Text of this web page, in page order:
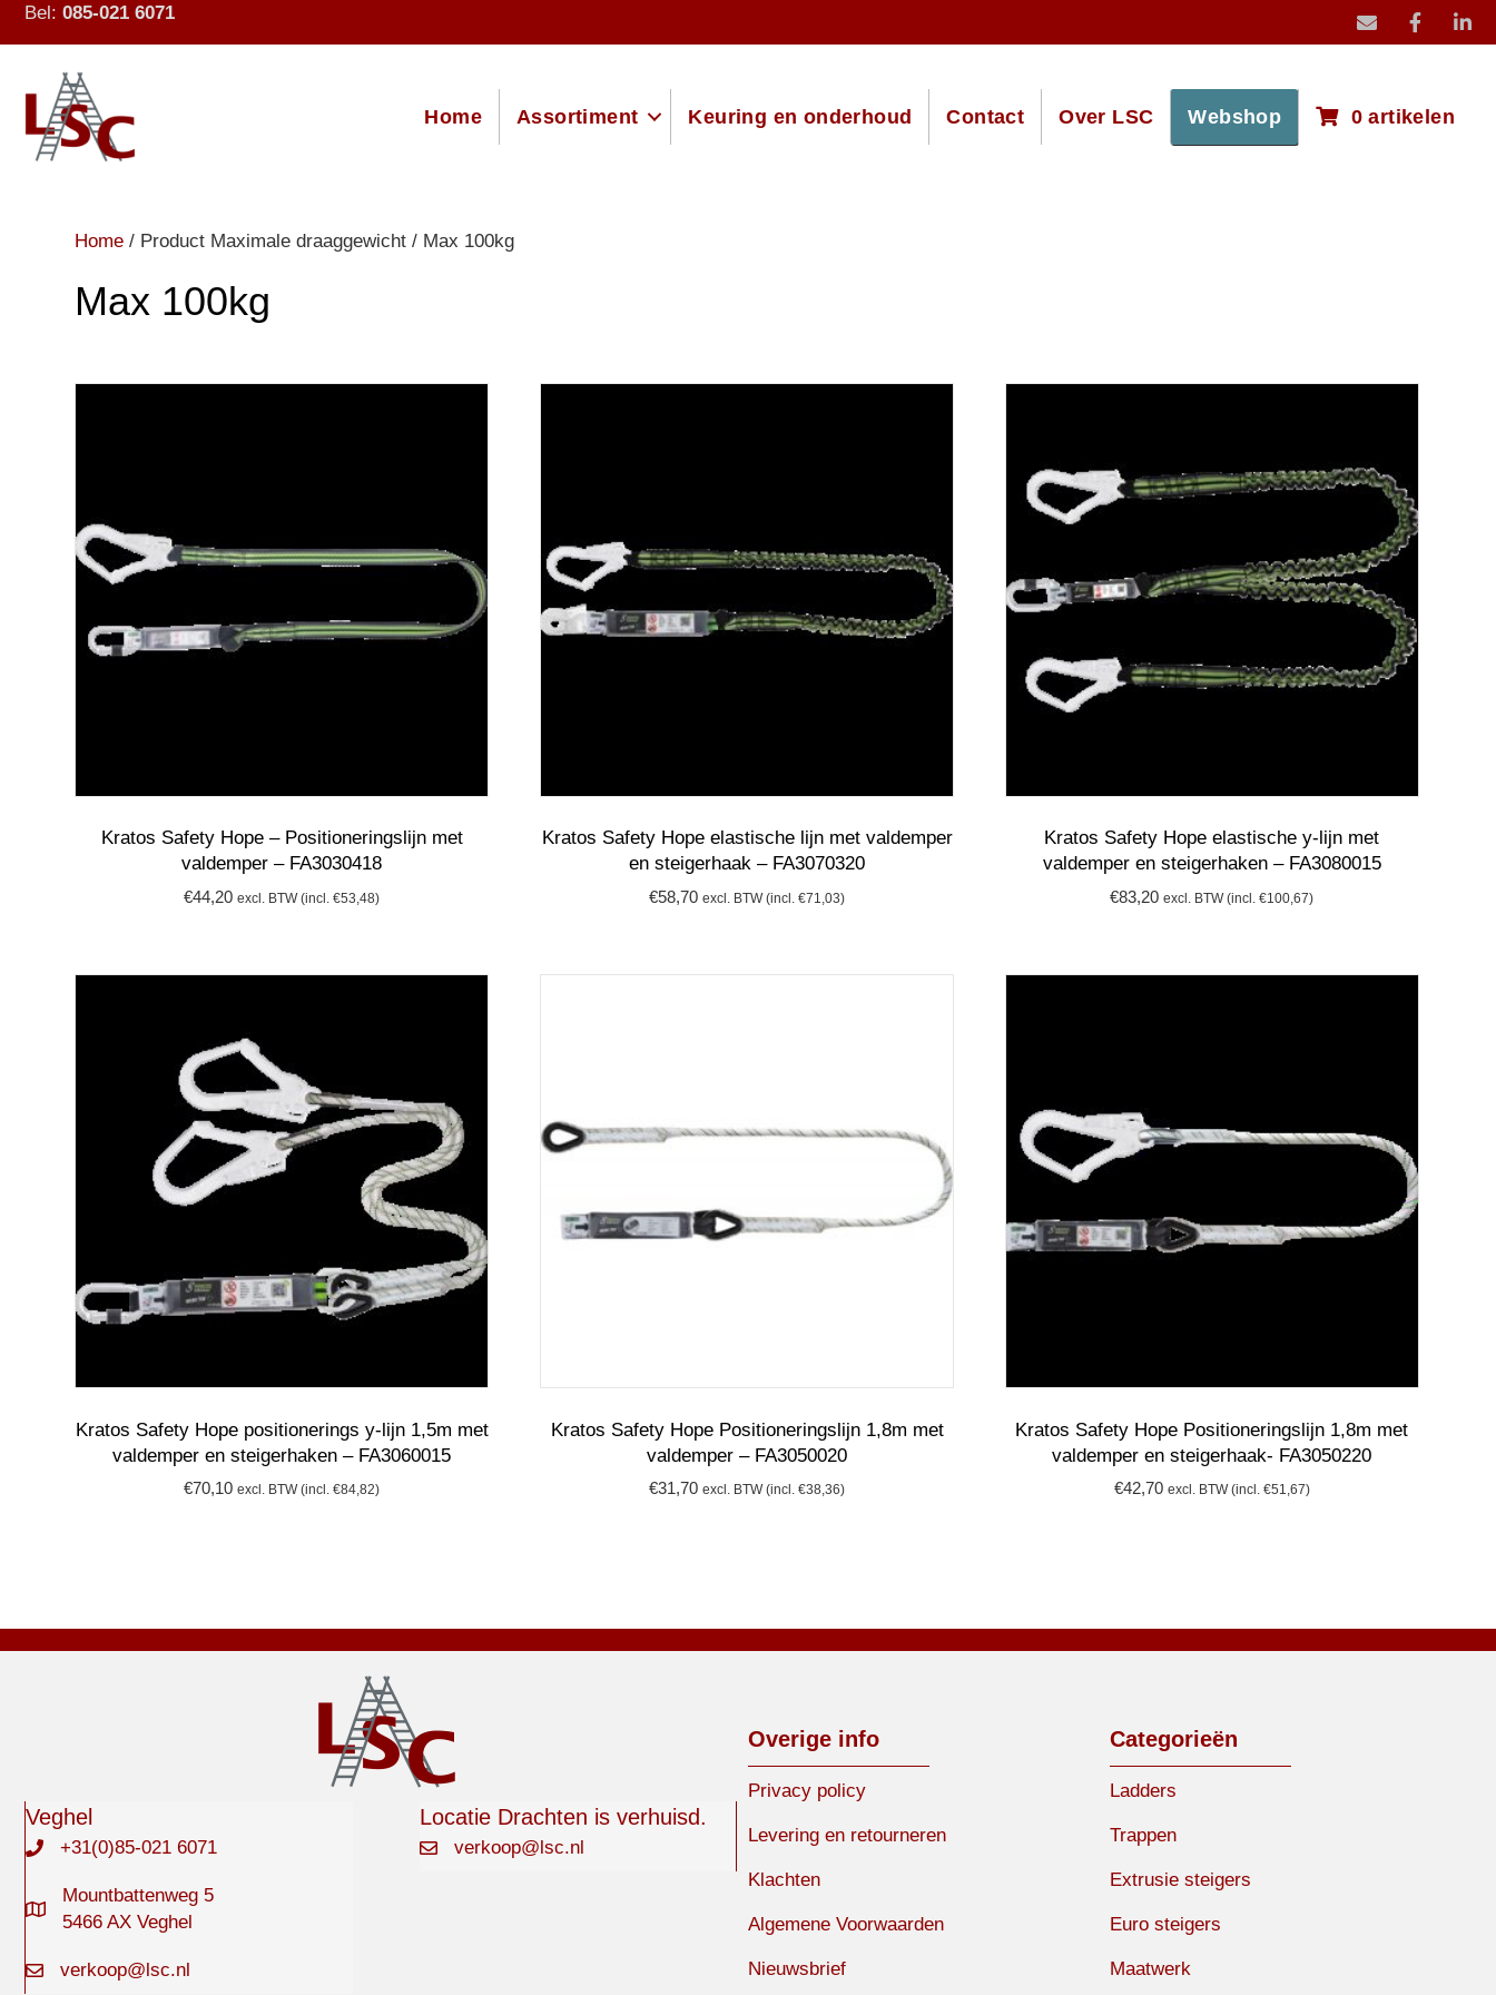
Bel: 085-021 6071
mail icoon stuur
Home Assortiment Keuring en onderhoud Contact Over LSC Webshop 0 artikelen
Home / Product Maximale draaggewicht / Max 100kg
Max 100kg
Kratos Safety Hope – Positioneringslijn met
valdemper – FA3030418
€44,20 excl. BTW (incl.€53,48)
Kratos Safety Hope elastische lijn met valdemper
en steigerhaak – FA3070320
€58,70 excl. BTW (incl.€71,03)
Kratos Safety Hope elastische y-lijn met
valdemper en steigerhaken – FA3080015
€83,20 excl. BTW (incl.€100,67)
Kratos Safety Hope positionerings y-lijn 1,5m met
valdemper en steigerhaken – FA3060015
€70,10 excl. BTW (incl.€84,82)
Kratos Safety Hope Positioneringslijn 1,8m met
valdemper – FA3050020
€31,70 excl. BTW (incl.€38,36)
Kratos Safety Hope Positioneringslijn 1,8m met
valdemper en steigerhaak- FA3050220
€42,70 excl. BTW (incl. €51,67)
Veghel
+31(0)85-021 6071
Mountbattenweg 5
5466 AX Veghel
verkoop@lsc.nl
Locatie Drachten is verhuisd.
verkoop@lsc.nl
Overige info
Privacy policy
Levering en retourneren
Klachten
Algemene Voorwaarden
Nieuwsbrief
Categorieën
Ladders
Trappen
Extrusie steigers
Euro steigers
Maatwerk